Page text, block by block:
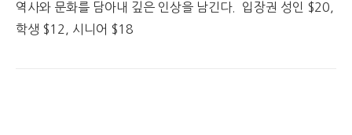
역사와 문화를 담아내 깊은 인상을 남긴다. 입장권 성인 $20,
학생 $12, 시니어 $18